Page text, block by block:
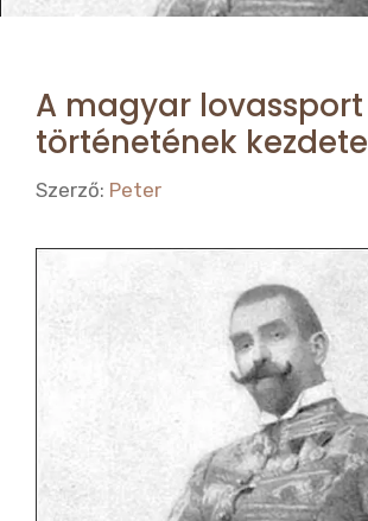
A magyar lovassport
történetének kezdete
Szerző: Peter